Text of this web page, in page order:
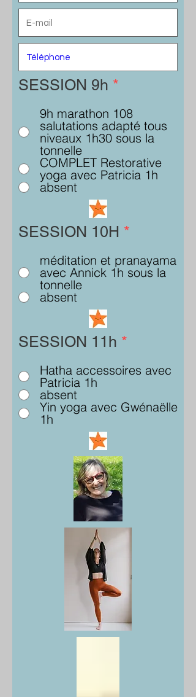
SESSION 9h *
9h marathon 108
salutations adapté tous
niveaux 1h30 sous la
tonnelle
COMPLET Restorative
yoga avec Patricia 1h
absent
SESSION 10H *
méditation et pranayama
avec Annick 1h sous la
tonnelle
absent
SESSION 11h *
Hatha accessoires avec
Patricia 1h
absent
Yin yoga avec Gwénaëlle
1h